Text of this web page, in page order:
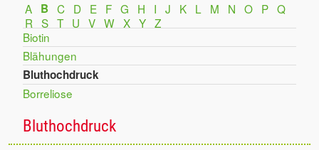
A B C D E F G H I J K L M N O P Q
R S T U V W X Y Z
Biotin
Blähungen
Bluthochdruck
Borreliose
Bluthochdruck